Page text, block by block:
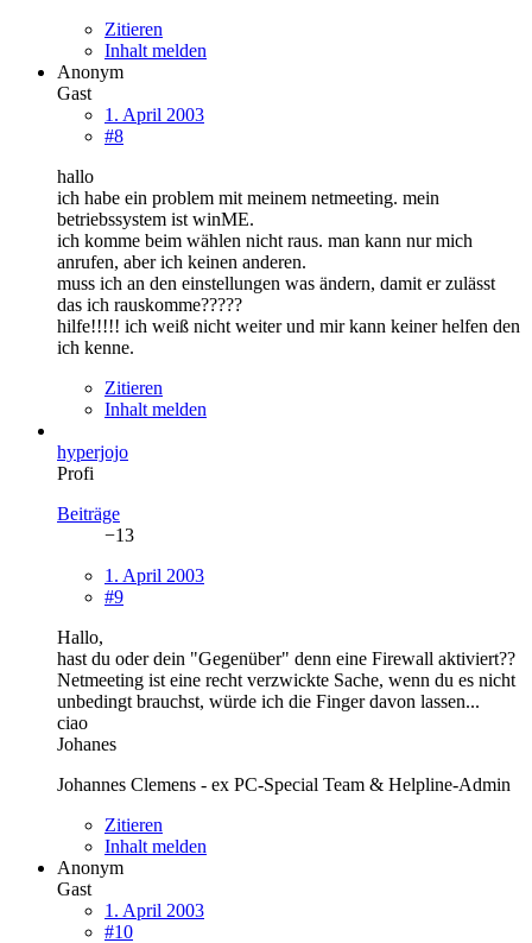
Zitieren
Inhalt melden
Anonym
Gast
1. April 2003
#8
hallo
ich habe ein problem mit meinem netmeeting. mein
betriebssystem ist winME.
ich komme beim wählen nicht raus. man kann nur mich
anrufen, aber ich keinen anderen.
muss ich an den einstellungen was ändern, damit er zulässt
das ich rauskomme?????
hilfe!!!!! ich weiß nicht weiter und mir kann keiner helfen den
ich kenne.
Zitieren
Inhalt melden
hyperjojo
Profi
Beiträge
−13
1. April 2003
#9
Hallo,
hast du oder dein "Gegenüber" denn eine Firewall aktiviert??
Netmeeting ist eine recht verzwickte Sache, wenn du es nicht
unbedingt brauchst, würde ich die Finger davon lassen...
ciao
Johanes
Johannes Clemens - ex PC-Special Team & Helpline-Admin
Zitieren
Inhalt melden
Anonym
Gast
1. April 2003
#10